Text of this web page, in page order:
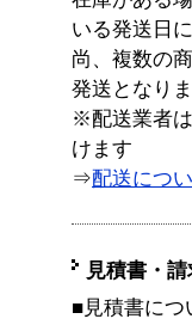
いる発送日
尚、複数の
発送となりま
※配送業者
けます
⇒配送につ
見積書・
■見積書につ